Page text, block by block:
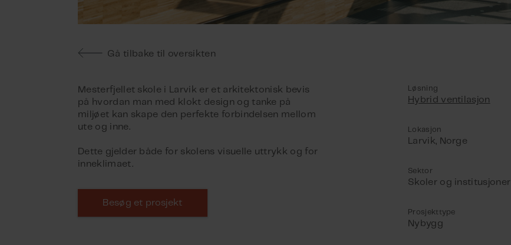
Gå tilbake til oversikten
Mesterfjellet skole i Larvik er et arkitektonisk bevis
på hvordan man med klokt design og tanke på
miljøet kan skape den perfekte forbindelsen mellom
ute og inne.
Dette gjelder både for skolens visuelle uttrykk og for
inneklimaet.
Besøg et prosjekt
Løsning
Hybrid ventilasjon
Lokasjon
Larvik, Norge
Sektor
Skoler og institusjoner
Prosjekttype
Nybygg